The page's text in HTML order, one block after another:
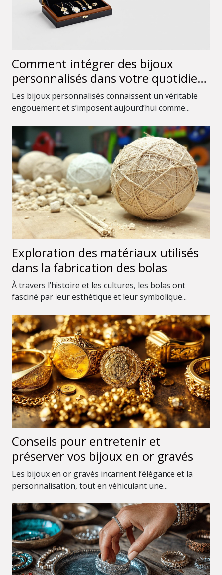
Comment intégrer des bijoux
personnalisés dans votre quotidien
?
Les bijoux personnalisés connaissent un véritable
engouement et s’imposent aujourd’hui comme...
Exploration des matériaux utilisés
dans la fabrication des bolas
À travers l’histoire et les cultures, les bolas ont
fasciné par leur esthétique et leur symbolique...
Conseils pour entretenir et
préserver vos bijoux en or gravés
Les bijoux en or gravés incarnent l’élégance et la
personnalisation, tout en véhiculant une...